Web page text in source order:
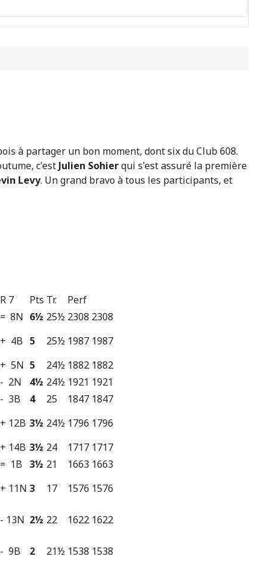
à partager un bon moment, dont six du Club 608.
c'est Julien Sohierqui s'est assuré la première
Levy. Un grand bravo à tous les participants, et
R 7 Pts Tr.
Perf
= 8N 6½ 25½ 2308 2308
+ 4B 5 25½ 1987 1987
+ 5N 5 24½ 1882 1882
- 2N 4½ 24½ 1921 1921
- 3B 4 25 1847 1847
+ 12B 3½ 24½ 1796 1796
+ 14B 3½ 24 1717 1717
= 1B 3½ 21 1663 1663
+ 11N 3 17 1576 1576
- 13N 2½ 22 1622 1622
- 9B 2 21½ 1538 1538